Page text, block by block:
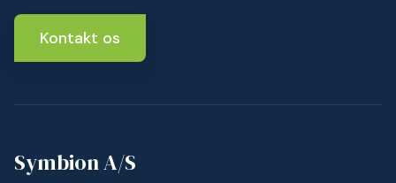
Kontakt os
Symbion A/S